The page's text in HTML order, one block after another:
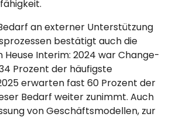
an externer Unterstützung
bestätigt auch die
Heuse Interim: 2024 war Change-
Prozent der häufigste
erwarten fast 60 Prozent der
Bedarf weiter zunimmt. Auch
von Geschäftsmodellen, zur